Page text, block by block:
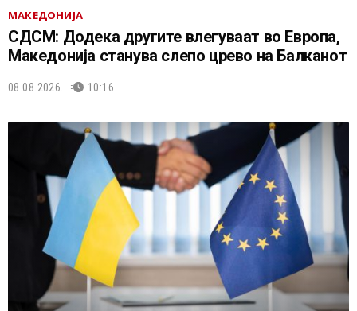
МАКЕДОНИЈА
СДСМ: Додека другите влегуваат во Европа,
Македонија станува слепо црево на Балканот
08.08.2026. 10:16